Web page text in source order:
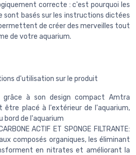
correcte : c'est pourquoi les
basés sur les instructions dictées
de créer des merveilles tout
de votre aquarium.
d'utilisation sur le produit
: grâce à son design compact Amtra
être placé à l'extérieur de l'aquarium,
bord de l'aquarium
ACTIF ET SPONGE FILTRANTE:
composés organiques, les éliminant
en nitrates et améliorant la